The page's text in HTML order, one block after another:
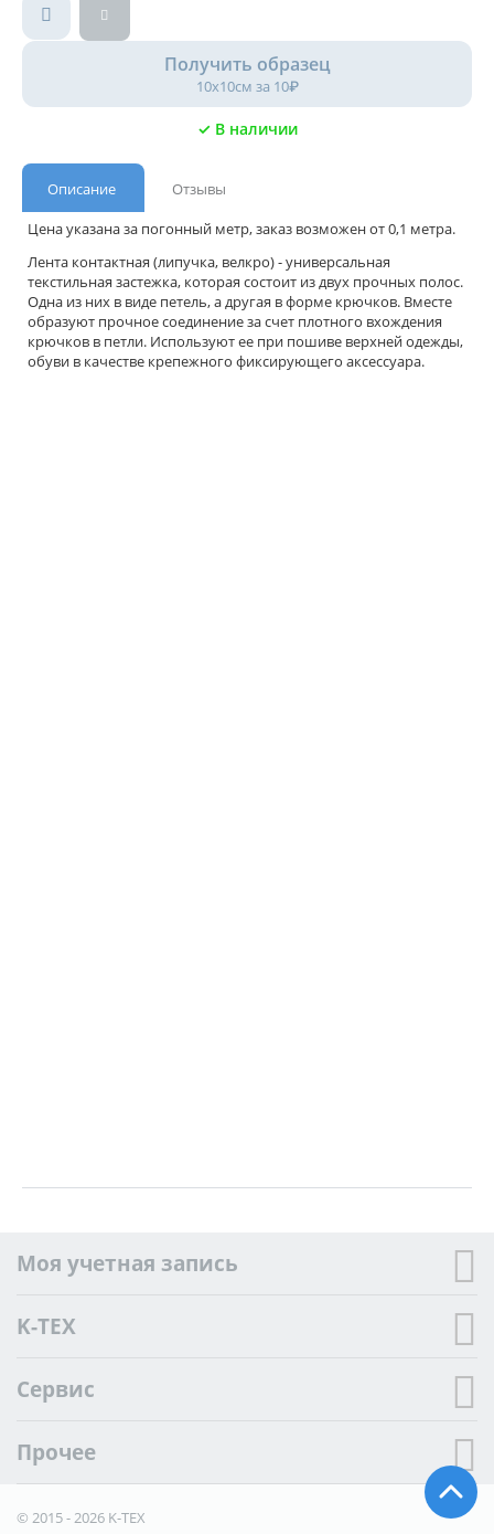
Получить образец
10х10см за 10₽
✓ В наличии
Описание
Отзывы
Цена указана за погонный метр, заказ возможен от 0,1 метра.
Лента контактная (липучка, велкро) - универсальная
текстильная застежка, которая состоит из двух прочных полос.
Одна из них в виде петель, а другая в форме крючков. Вместе
образуют прочное соединение за счет плотного вхождения
крючков в петли. Используют ее при пошиве верхней одежды,
обуви в качестве крепежного фиксирующего аксессуара.
Моя учетная запись
K-TEX
Сервис
Прочее
© 2015 - 2026 K-TEX